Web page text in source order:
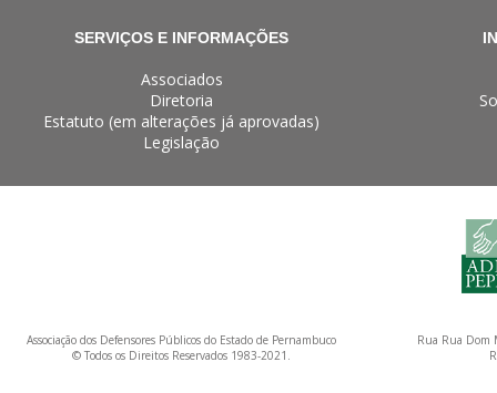
SERVIÇOS E INFORMAÇÕES
Associados
Diretoria
Estatuto (em alterações já aprovadas)
Legislação
Associação dos Defensores Públicos do Estado de Pernambuco
© Todos os Direitos Reservados 1983-2021.
Rua Rua Dom